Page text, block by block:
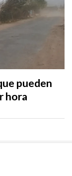
pueden
hora